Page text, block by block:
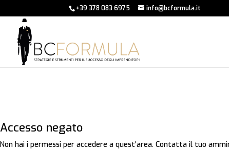
+39 378 083 6975 info@bcformula.it
Accesso negato
Non hai i permessi per accedere a quest'area. Contatta il tuo